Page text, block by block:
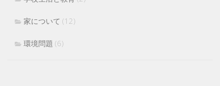
家について (12)
環境問題 (6)